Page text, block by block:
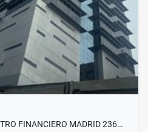
FINANCIERO MADRID 236…